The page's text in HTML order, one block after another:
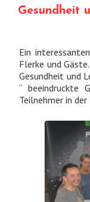
AM
Gesundheit
Ein
Flerke und
Gesundheit und
“ beeindruckte
Teilnehmer in